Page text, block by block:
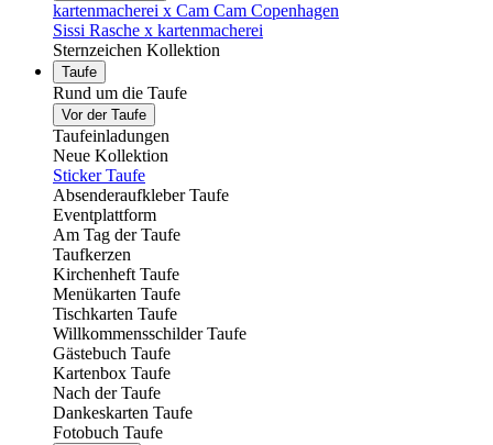
kartenmacherei x Cam Cam Copenhagen
Sissi Rasche x kartenmacherei
Sternzeichen Kollektion
Taufe
Rund um die Taufe
Vor der Taufe
Taufeinladungen
Neue Kollektion
Sticker Taufe
Absenderaufkleber Taufe
Eventplattform
Am Tag der Taufe
Taufkerzen
Kirchenheft Taufe
Menükarten Taufe
Tischkarten Taufe
Willkommensschilder Taufe
Gästebuch Taufe
Kartenbox Taufe
Nach der Taufe
Dankeskarten Taufe
Fotobuch Taufe